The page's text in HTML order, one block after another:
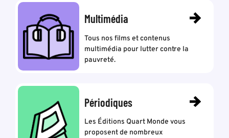
Multimédia
Tous nos films et contenus
multimédia pour lutter contre la
pauvreté.
Périodiques
Les Éditions Quart Monde vous
proposent de nombreux